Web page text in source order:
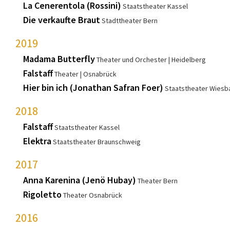
La Cenerentola (Rossini) Staatstheater Kassel
Die verkaufte BrautStadttheater Bern
2019
Madama ButterflyTheater und Orchester Heidelberg
FalstaffTheater Osnabrück
Hier bin ich (Jonathan Safran Foer) Staatstheater
2018
FalstaffStaatstheater Kassel
ElektraStaatstheater Braunschweig
2017
Anna Karenina (Jenö Hubay) Theater Bern
RigolettoTheater Osnabrück
2016